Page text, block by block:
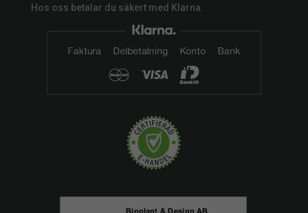
Hos oss betalar du säkert med Klarna.